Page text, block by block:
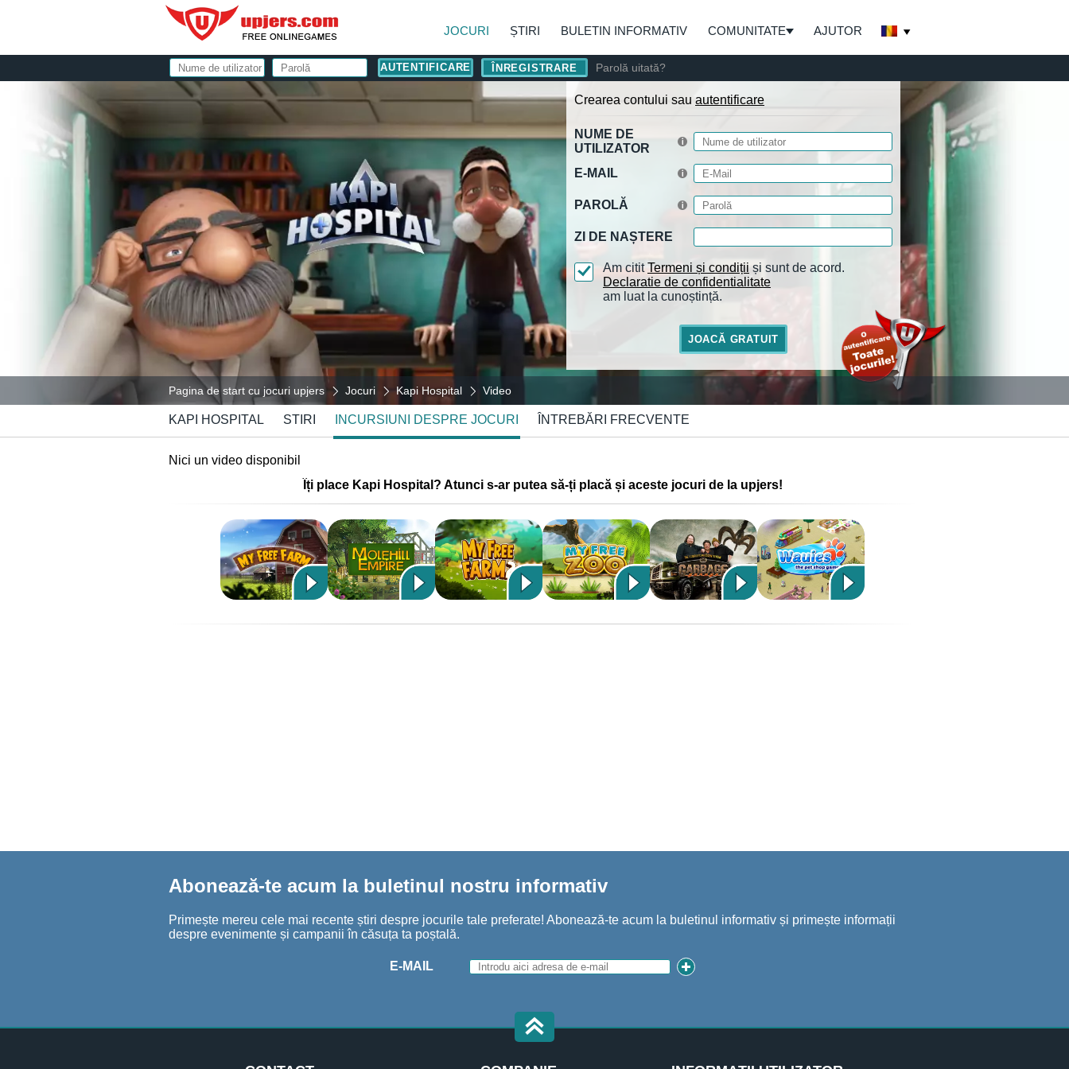
JOCURI ȘTIRI BULETIN INFORMATIV COMUNITATE AJUTOR
ÎNREGISTRARE Parolă uitată?
Crearea contului sau autentificare
NUME DE
UTILIZATOR
E-MAIL
PAROLĂ
ZI DE NAȘTERE
Am cititTermeni și condiții și sunt de acord.
Declaratie de confidentialitate
am luat la cunoștință.
Pagina de start cu jocuri upjers Jocuri Kapi Hospital Video
KAPI HOSPITAL STIRI INCURSIUNI DESPRE JOCURI ÎNTREBĂRI FRECVENTE
Nici un video disponibil
Îți place Kapi Hospital? Atunci s-ar putea să-ți placă și aceste jocuri de la upjers!
Abonează-te acum la buletinul nostru informativ
Primește mereu cele mai recente știri despre jocurile tale preferate! Abonează-te acum la buletinul informativ și primește informații
despre evenimente și campanii în căsuța ta poștală.
E-MAIL